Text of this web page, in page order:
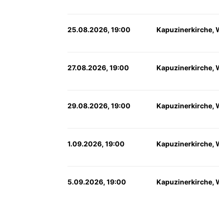
25.08.2026, 19:00 Kapuzinerkirche,
27.08.2026, 19:00 Kapuzinerkirche,
29.08.2026, 19:00 Kapuzinerkirche,
1.09.2026, 19:00 Kapuzinerkirche,
5.09.2026, 19:00 Kapuzinerkirche,